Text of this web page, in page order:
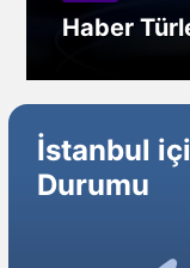
Haber
İstanbul
Durumu